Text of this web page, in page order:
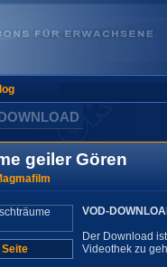
geiler Gören
Seite
VOD-
Der Download
Videothek zu